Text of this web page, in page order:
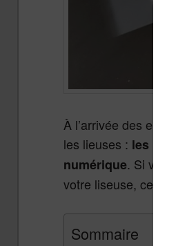
À l’arrivée des
les lieuses : les
numérique. Si vous
votre liseuse, cet
Sommaire